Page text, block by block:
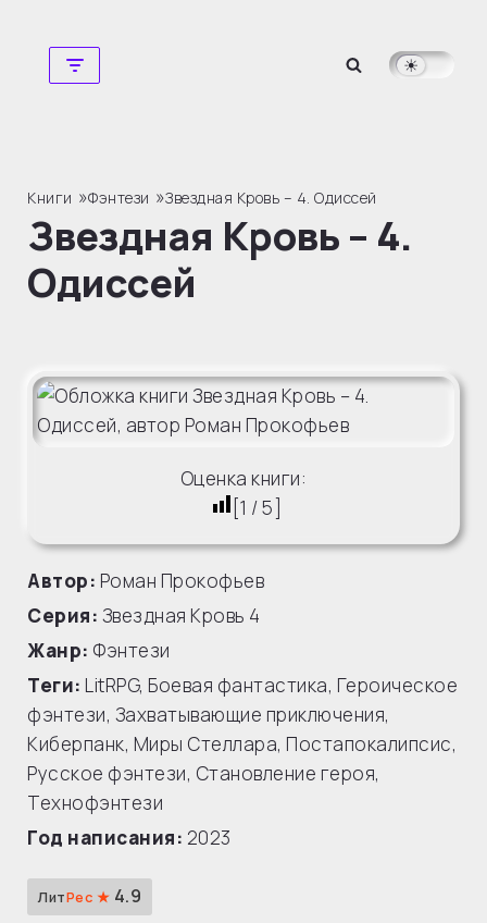
Перейти
Книги »Фэнтези »Звездная Кровь – 4. Одиссей
Звездная Кровь – 4.
Одиссей
Оценка книги:
1 /5
Автор: Роман Прокофьев
Серия: Звездная Кровь 4
Жанр: Фэнтези
Теги: LitRPG, Боевая фантастика, Героическое
фэнтези, Захватывающие приключения,
Киберпанк, Миры Стеллара, Постапокалипсис,
Русское фэнтези, Становление героя,
Технофэнтези
Год написания: 2023
ЛитРес ★ 4.9